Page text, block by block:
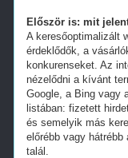
Először is: mit
A keresőoptimalizált
érdeklődők, a
konkurenseket. Az
nézelődni a kívánt
Google, a Bing vagy
listában: fizetett
és semelyik más
előrébb vagy
talál.